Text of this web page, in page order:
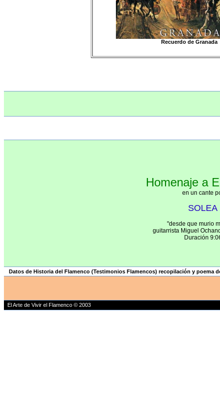
Recuerdo de Granada
Homenaje a
en un cante
SOLEA
"desde que murio
guitarrista Miguel
Duración
Datos de Historia del Flamenco (Testimonios Flamencos) recopilación y poema
El Arte de Vivir el Flamenco © 2003